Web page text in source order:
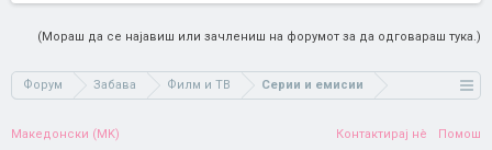
(Мораш да се најавиш или зачлениш на форумот за да одговараш тука.)
Форум Забава Филм и ТВ Серии и емисии
Македонски (MK) Контактирај нè Помош